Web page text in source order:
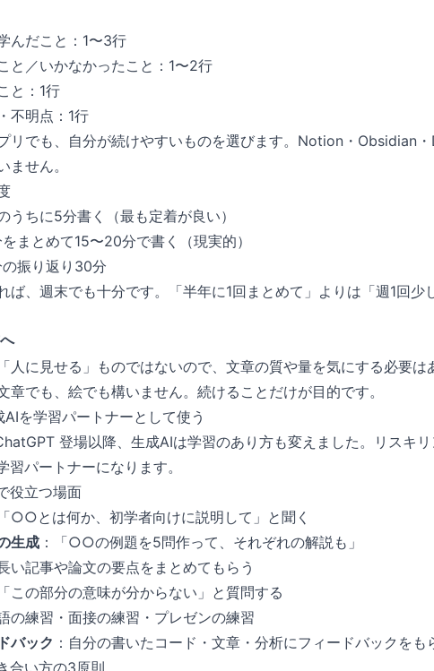
んだこと：1〜3行
と／いかなかったこと：1〜2行
と：1行
不明点：1行
リでも、自分が続けやすいものを選びます。Notion・Obsidian
せん。
うちに5分書く（最も定着が良い）
をまとめて15〜20分で書く（現実的）
の振り返り30分
ば、週末でも十分です。「半年に1回まとめて」よりは「週1回少
人に見せる」ものではないので、文章の質や量を気にする必要は
章でも、絵でも構いません。続けることだけが目的です。
を学習パートナーとして使う
登場以降、生成AIは学習のあり方も変えました。リスキ
習パートナーになります。
役立つ場面
○○とは何か、初学者向けに説明して」と聞く
生成 ：「○○の例題を5問作って、それぞれの解説も」
い記事や論文の要点をまとめてもらう
この部分の意味が分からない」と質問する
の練習・面接の練習・プレゼンの練習
バック ：自分の書いたコード・文章・分析にフィードバックをも
合い方の3原則